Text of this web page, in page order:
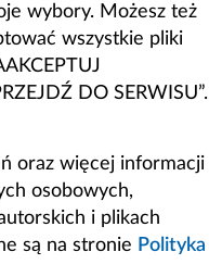
wybory. Możesz też
wszystkie pliki
DO SERWISU”.
oraz więcej informacji
osobowych,
i plikach
są na stronie Polityka